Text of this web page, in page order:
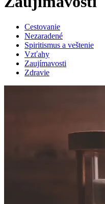
Cestovanie
Nezaradené
Spiritismus a veštenie
Vzťahy
Zaujímavosti
Zdravie